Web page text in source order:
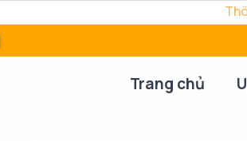
Trang chủ